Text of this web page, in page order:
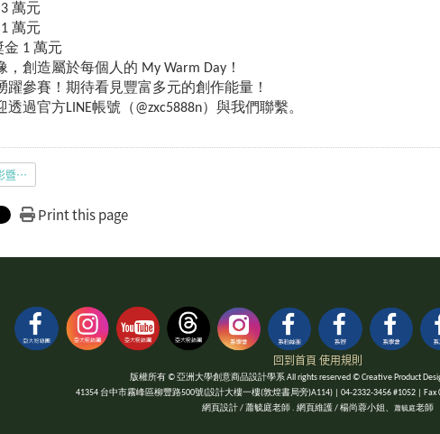
萬元
萬元
1 萬元
創造屬於每個人的 My Warm Day！
躍參賽！期待看見豐富多元的創作能量！
過官方LINE帳號（@zxc5888n）與我們聯繫。
2025_麥味登微電影暨短影音創作大賽簡章.pdf
Print this page
回到首頁 使用規則
版權所有 © 亞洲大學創意商品設計學系 All rights reserved © Creative Product
41354 台中市霧峰區柳豐路500號(設計大樓一樓(敦煌書局旁)A114) | 04-2332-3456 #1052 | Fax
網頁設計 / 蕭毓庭老師 . 網頁維護 / 楊尚蓉小姐、 蕭毓庭老師